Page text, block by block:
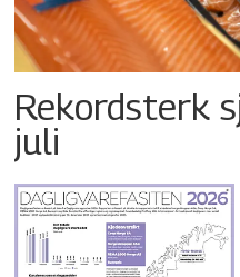
Rekordsterk
juli